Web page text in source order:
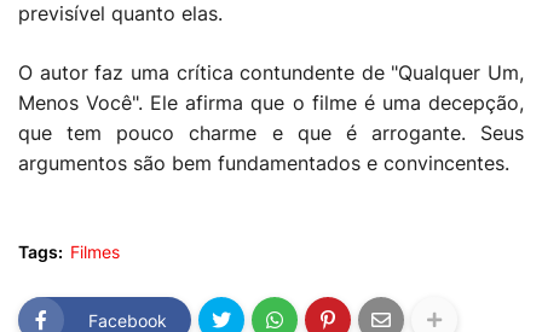
previsível quanto elas.
O autor faz uma crítica contundente de "Qualquer Um,
Menos Você". Ele afirma que o filme é uma decepção,
que tem pouco charme e que é arrogante. Seus
argumentos são bem fundamentados e convincentes.
Tags: Filmes
Facebook